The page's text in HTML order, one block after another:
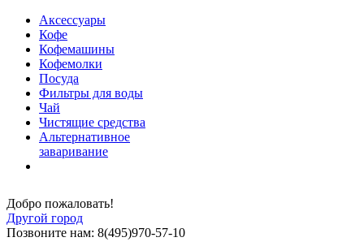
Аксессуары
Кофе
Кофемашины
Кофемолки
Посуда
Фильтры для воды
Чай
Чистящие средства
Альтернативное
заваривание
Добро пожаловать!
Другой город
Позвоните нам: 8(495)970-57-10